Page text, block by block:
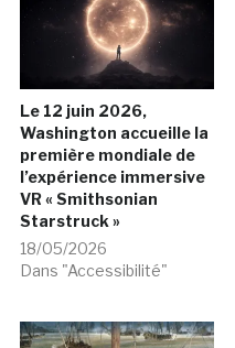
Le 12 juin 2026,
Washington accueille la
première mondiale de
l’expérience immersive
VR « Smithsonian
Starstruck »
18/05/2026
Dans "Accessibilité"